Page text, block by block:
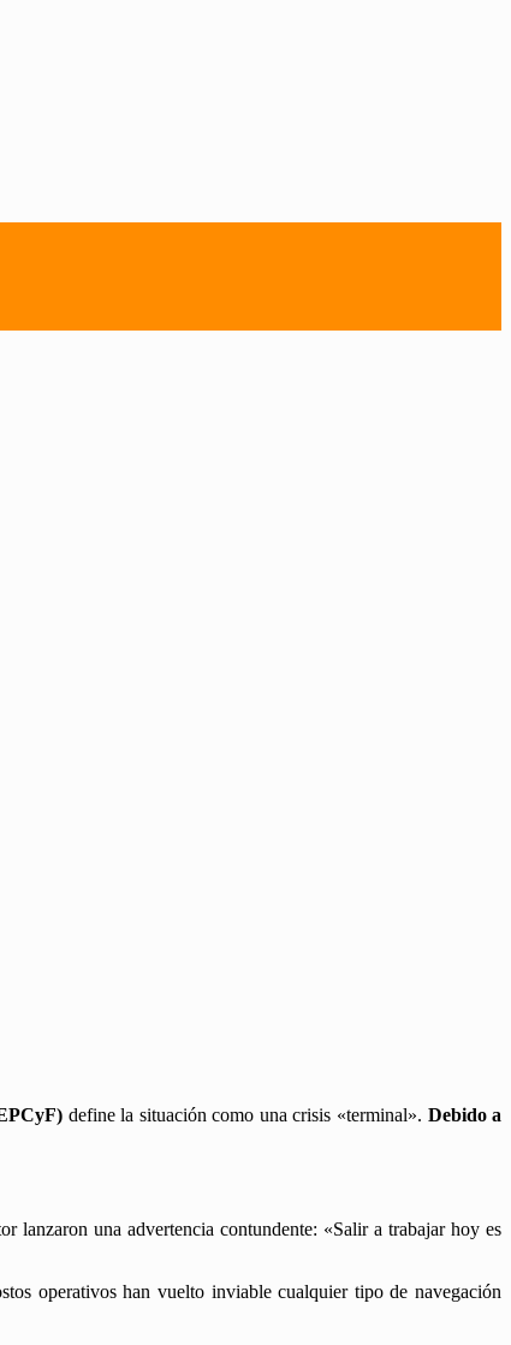
define la situación como una crisis «terminal». Debido a
lanzaron una advertencia contundente: «Salir a trabajar hoy es
operativos han vuelto inviable cualquier tipo de navegación